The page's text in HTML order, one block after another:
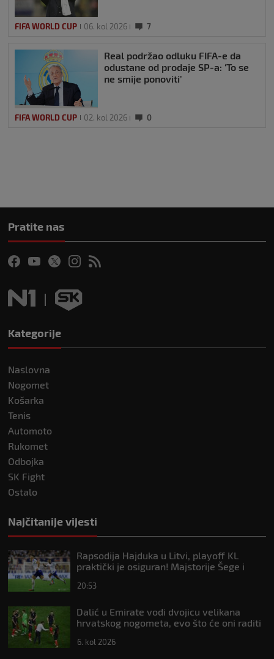
FIFA WORLD CUP 06. kol 2026 7
Real podržao odluku FIFA-e da
odustane od prodaje SP-a: ‘To se
ne smije ponoviti’
FIFA WORLD CUP 02. kol 2026 0
Pratite nas
Kategorije
Naslovna
Nogomet
Košarka
Tenis
Automoto
Rukomet
Odbojka
SK Fight
Ostalo
Najčitanije vijesti
Rapsodija Hajduka u Litvi, playoff KL
praktički je osiguran! Majstorije Šege i
20:53
Dalić u Emirate vodi dvojicu velikana
hrvatskog nogometa, evo što će oni raditi
6. kol 2026